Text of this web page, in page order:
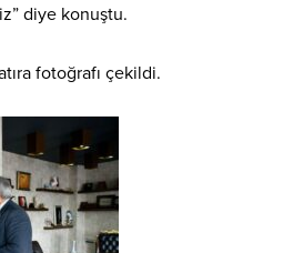
diye konuştu.
fotoğrafı çekildi.